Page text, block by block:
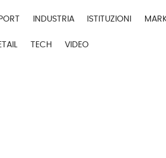
INDUSTRIA ISTITUZIONI
TECH VIDEO